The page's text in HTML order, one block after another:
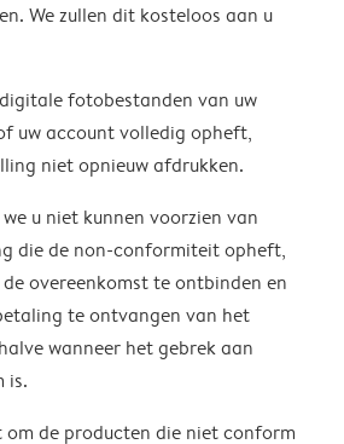
We zullen dit kosteloos aan u
fotobestanden van uw
uw account volledig opheft,
niet opnieuw afdrukken.
u niet kunnen voorzien van
die de non-conformiteit opheft,
overeenkomst te ontbinden en
te ontvangen van het
wanneer het gebrek aan
is.
de producten die niet conform